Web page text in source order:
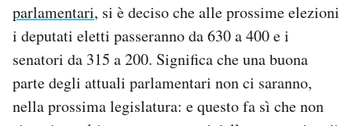
parlamentari, si è deciso che alle prossime elezioni
i deputati eletti passeranno da 630 a 400 e i
senatori da 315 a 200. Significa che una buona
parte degli attuali parlamentari non ci saranno,
nella prossima legislatura: e questo fa sì che non